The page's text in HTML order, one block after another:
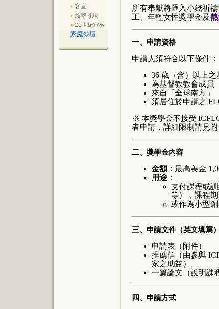
客宣
族群母語
21世紀宣教
家庭祭壇
所有奉獻將匯入小錢祈
工、年輕女性獎學金及
一、申請資格
申請人須符合以下條件：
36 歲（含）以上之
為基督教教會成員
來自「全球南方」
須居住於申請之
※ 本獎學金不接受
者申請，詳細限制請見
二、獎學金內容
金額：最高美金
用途 ：
支付課程或
等），課程
或作為小型
三、申請文件（英文填寫
申請表（附件）
推薦信（由參與
家之助益）
一篇論文（說明課
四、申請方式